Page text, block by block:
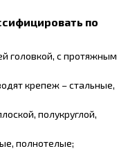
по
головкой, с протяжным
крепеж – стальные,
полукруглой,
полнотелые;